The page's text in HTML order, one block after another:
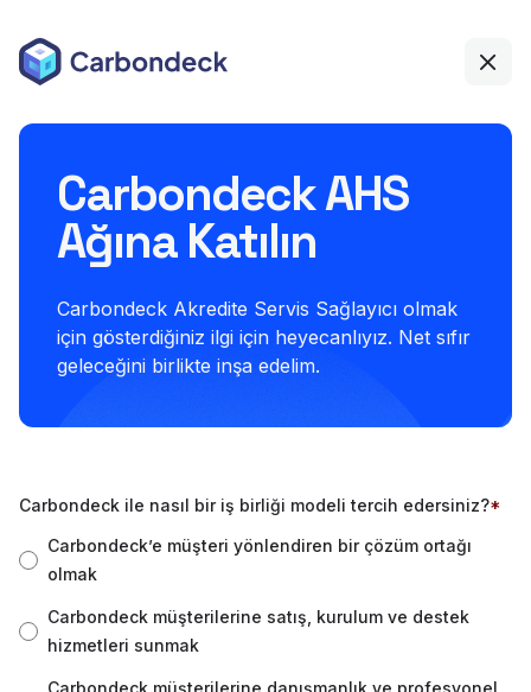
Carbondeck AHS
Ağına Katılın
Carbondeck Akredite Servis Sağlayıcı olmak
için gösterdiğiniz ilgi için heyecanlıyız. Net sıfır
geleceğini birlikte inşa edelim.
Carbondeck ile nasıl bir iş birliği modeli tercih edersiniz?*
Carbondeck’e müşteri yönlendiren bir çözüm ortağı
olmak
Carbondeck müşterilerine satış, kurulum ve destek
hizmetleri sunmak
Carbondeck müşterilerine danışmanlık ve profesyonel